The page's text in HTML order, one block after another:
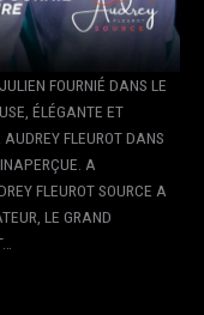
FOURNIÉ DANS LE
ÉLÉGANTE ET
FLEUROT DANS
A
FLEUROT SOURCE A
LE GRAND